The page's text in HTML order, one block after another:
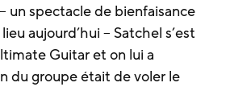
un spectacle de bienfaisance
aujourd’hui – Satchel s’est
Guitar et on lui a
du groupe était de voler le